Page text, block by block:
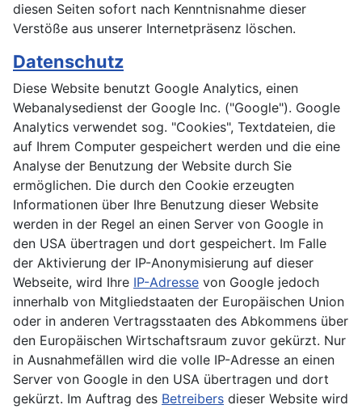
diesen Seiten sofort nach Kenntnisnahme dieser
Verstöße aus unserer Internetpräsenz löschen.
Datenschutz
Diese Website benutzt Google Analytics, einen
Webanalysedienst der Google Inc. ("Google"). Google
Analytics verwendet sog. "Cookies", Textdateien, die
auf Ihrem Computer gespeichert werden und die eine
Analyse der Benutzung der Website durch Sie
ermöglichen. Die durch den Cookie erzeugten
Informationen über Ihre Benutzung dieser Website
werden in der Regel an einen Server von Google in
den USA übertragen und dort gespeichert. Im Falle
der Aktivierung der IP-Anonymisierung auf dieser
Webseite, wird Ihre IP-Adresse von Google jedoch
innerhalb von Mitgliedstaaten der Europäischen Union
oder in anderen Vertragsstaaten des Abkommens über
den Europäischen Wirtschaftsraum zuvor gekürzt. Nur
in Ausnahmefällen wird die volle IP-Adresse an einen
Server von Google in den USA übertragen und dort
gekürzt. Im Auftrag des Betreibers dieser Website wird